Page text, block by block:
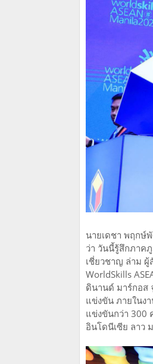
นายเดชา พฤกษ์
ว่า วันนี้รู้สึกภาค
เชี่ยวชาญ ล่าม ผู้
WorldSkills
ดินานด์ มาร์กอส
แข่งขัน ภายในง
แข่งขันกว่า 300
อินโดนีเซีย ลาว